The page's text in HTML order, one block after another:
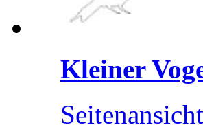
Kleiner